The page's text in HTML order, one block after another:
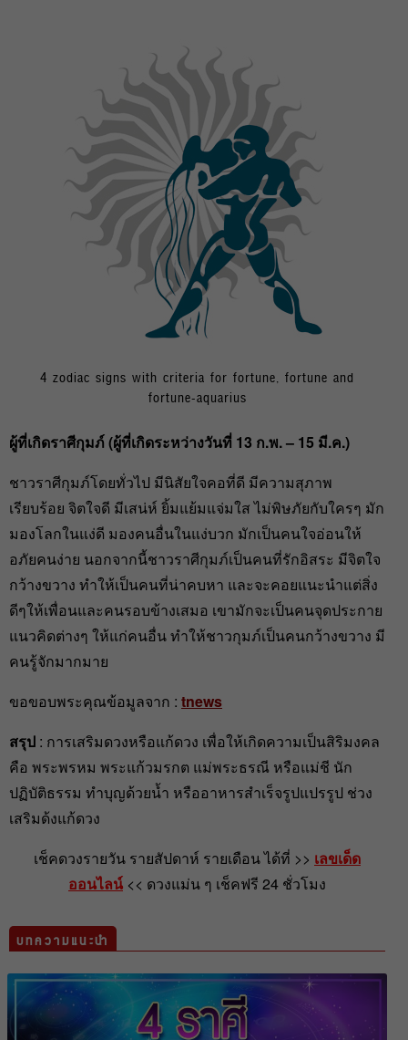
4 zodiac signs with criteria for fortune, fortune and
fortune-aquarius
ผู้ที่เกิดราศีกุมภ์ (ผู้ที่เกิดระหว่างวันที่ 13 ก.พ. – 15 มี.ค.)
ชาวราศีกุมภ์โดยทั่วไป มีนิสัยใจคอที่ดี มีความสุภาพ
เรียบร้อย จิตใจดี มีเสน่ห์ ยิ้มแย้มแจ่มใส ไม่พิษภัยกับใครๆ มัก
มองโลกในแง่ดี มองคนอื่นในแง่บวก มักเป็นคนใจอ่อนให้
อภัยคนง่าย นอกจากนี้ชาวราศีกุมภ์เป็นคนที่รักอิสระ มีจิตใจ
กว้างขวาง ทำให้เป็นคนที่น่าคบหา และจะคอยแนะนำแต่สิ่ง
ดีๆให้เพื่อนและคนรอบข้างเสมอ เขามักจะเป็นคนจุดประกาย
แนวคิดต่างๆ ให้แก่คนอื่น ทำให้ชาวกุมภ์เป็นคนกว้างขวาง มี
คนรู้จักมากมาย
ขอขอบพระคุณข้อมูลจาก : tnews
สรุป : การเสริมดวงหรือแก้ดวง เพื่อให้เกิดความเป็นสิริมงคล
คือ พระพรหม พระแก้วมรกต แม่พระธรณี หรือแม่ชี นัก
ปฏิบัติธรรม ทำบุญด้วยน้ำ หรืออาหารสำเร็จรูปแปรรูป ช่วง
เสริมด้งแก้ดวง
เช็คดวงรายวัน รายสัปดาห์ รายเดือน ได้ที่ >> เลขเด็ด
ออนไลน์ << ดวงแม่น ๆ เช็คฟรี 24 ชั่วโมง
บทความแนะนำ